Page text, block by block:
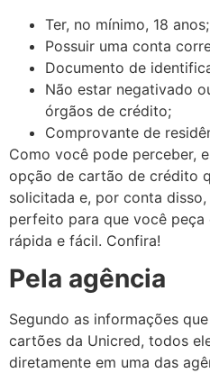
Ter, no mínimo, 18 anos;
Possuir uma conta
Documento de
Não estar negativado
órgãos de crédito;
Comprovante de
Como você pode perceber,
opção de cartão de crédito
solicitada e, por conta
perfeito para que você
rápida e fácil. Confira!
Pela agência
Segundo as informações
cartões da Unicred, todos
diretamente em uma das